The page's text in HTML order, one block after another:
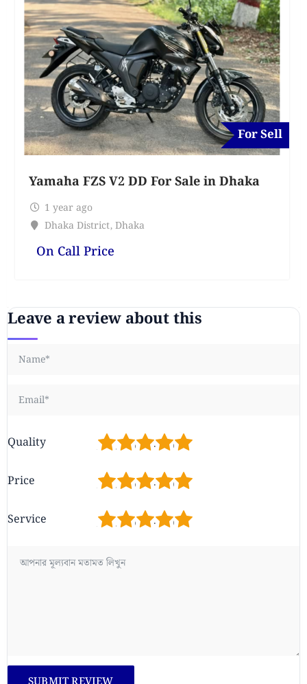
For Sell
Yamaha FZS V2 DD For Sale in Dhaka
1 year ago
Dhaka District, Dhaka
On Call Price
Leave a review about this
Quality 5
4
3
2
Price 5
4
3
2
Service 5
4
3
2